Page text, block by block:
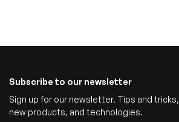
Subscribe to our newsletter
Sign up for our newsletter. Tips and tricks,
new products, and technologies.